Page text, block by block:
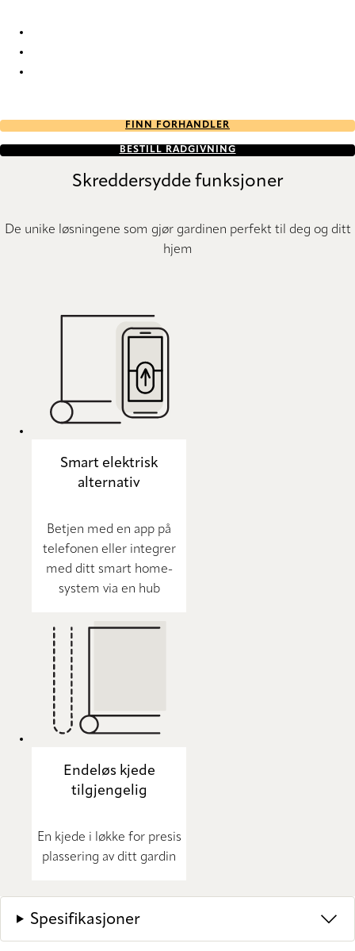
FINN FORHANDLER
BESTILL RÅDGIVNING
Skreddersydde funksjoner
De unike løsningene som gjør gardinen perfekt til deg og ditt
hjem
Smart elektrisk
alternativ
Betjen med en app på
telefonen eller integrer
med ditt smart home-
system via en hub
Endeløs kjede
tilgjengelig
En kjede i løkke for presis
plassering av ditt gardin
Spesifikasjoner